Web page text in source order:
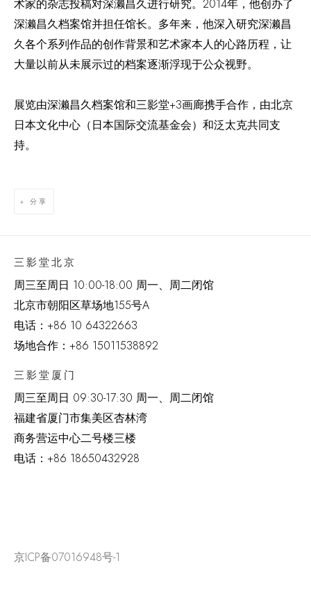
术家的杂志投稿对深濑昌久进行研究。2014年，他创办了
深濑昌久档案馆并担任馆长。多年来，他深入研究深濑昌
久各个系列作品的创作背景和艺术家本人的心路历程，让
大量以前从未展示过的档案逐渐浮现于公众视野。
展览由深濑昌久档案馆和三影堂+3画廊携手合作，由北京
日本文化中心（日本国际交流基金会）和泛太克共同支
持。
分享
三影堂北京
周三至周日 10:00-18:00 周一、周二闭馆
北京市朝阳区草场地155号A
电话： +86 10 64322663
场地合作：+86 15011538892
三影堂厦门
周三至周日 09:30-17:30 周一、周二闭馆
福建省厦门市集美区杏林湾
商务营运中心二号楼三楼
电话： +86 18650432928
京ICP备07016948号-1